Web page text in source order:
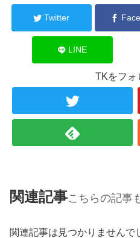
Twitter
LINE
TKをフォ
関連記事こちらの記事
関連記事は見つかりませんで